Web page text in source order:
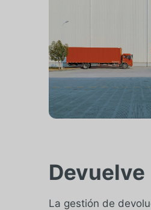
Devuelve
La gestión de